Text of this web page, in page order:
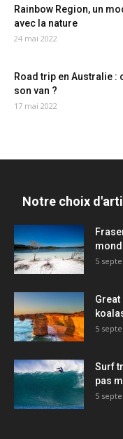
Rainbow Region, un
avec la nature
24 mai 2022
Road trip en Australie :
son van ?
17 mai 2022
Notre choix
5
Great
5
Surf
pas
5